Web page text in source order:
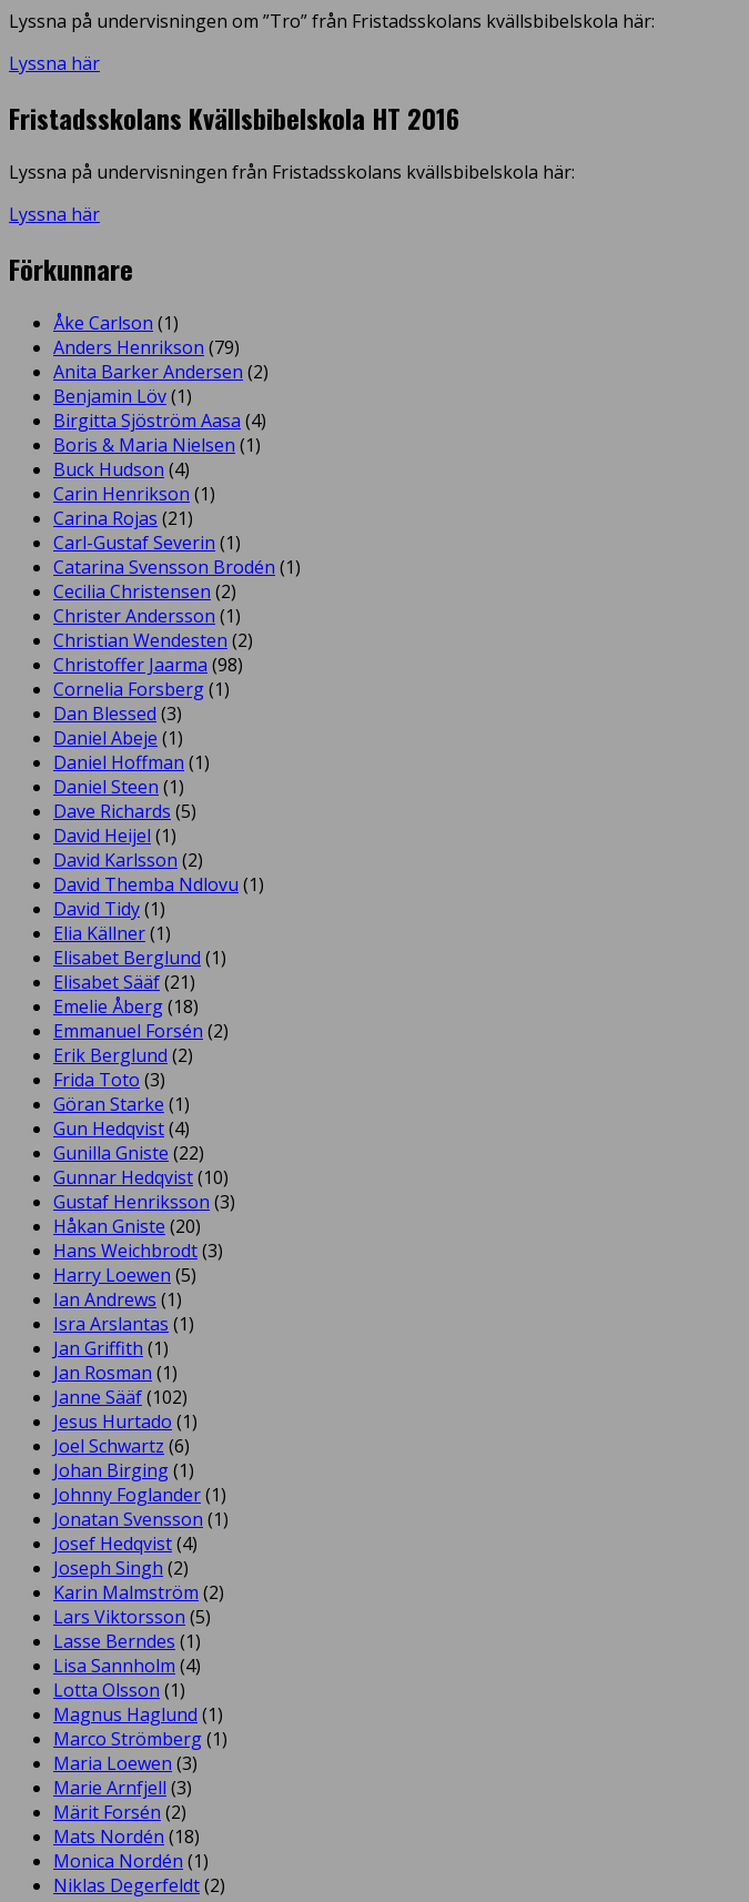
Lyssna på undervisningen om ”Tro” från Fristadsskolans kvällsbibelskola här:
Lyssna här
Fristadsskolans Kvällsbibelskola HT 2016
Lyssna på undervisningen från Fristadsskolans kvällsbibelskola här:
Lyssna här
Förkunnare
Åke Carlson (1)
Anders Henrikson (79)
Anita Barker Andersen (2)
Benjamin Löv(1)
Birgitta Sjöström Aasa (4)
Boris & Maria Nielsen (1)
Buck Hudson (4)
Carin Henrikson (1)
Carina Rojas (21)
Carl-Gustaf Severin (1)
Catarina Svensson Brodén (1)
Cecilia Christensen (2)
Christer Andersson (1)
Christian Wendesten (2)
Christoffer Jaarma (98)
Cornelia Forsberg(1)
Dan Blessed (3)
Daniel Abeje (1)
Daniel Hoffman (1)
Daniel Steen (1)
Dave Richards (5)
David Heijel (1)
David Karlsson (2)
David Themba Ndlovu (1)
David Tidy(1)
Elia Källner(1)
Elisabet Berglund (1)
Elisabet Sääf(21)
Emelie Åberg(18)
Emmanuel Forsén (2)
Erik Berglund (2)
Frida Toto (3)
Göran Starke (1)
Gun Hedqvist(4)
Gunilla Gniste (22)
Gunnar Hedqvist(10)
Gustaf Henriksson (3)
Håkan Gniste (20)
Hans Weichbrodt(3)
Harry Loewen (5)
Ian Andrews (1)
Isra Arslantas (1)
Jan Griffith (1)
Jan Rosman (1)
Janne Sääf(102)
Jesus Hurtado (1)
Joel Schwartz (6)
Johan Birging(1)
Johnny Foglander(1)
Jonatan Svensson (1)
Josef Hedqvist(4)
Joseph Singh (2)
Karin Malmström (2)
Lars Viktorsson (5)
Lasse Berndes (1)
Lisa Sannholm (4)
Lotta Olsson (1)
Magnus Haglund (1)
Marco Strömberg(1)
Maria Loewen (3)
Marie Arnfjell (3)
Märit Forsén (2)
Mats Nordén (18)
Monica Nordén (1)
Niklas Degerfeldt(2)